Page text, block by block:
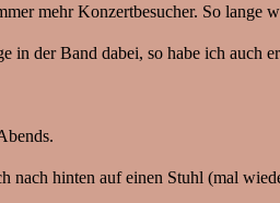
mehr Konzertbesucher. So lange
der Band dabei, so habe ich auch
hinten auf einen Stuhl (mal